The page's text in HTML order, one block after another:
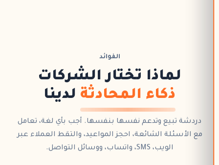
الفوائد
لماذا تختار الشركات
ذكاء المحادثة لدينا
دردشة تبيع وتدعم نفسها بنفسها. أجب بأي لغة، تعامل
مع الأسئلة الشائعة، احجز المواعيد، والتقط العملاء عبر
الويب، SMS، واتساب، ووسائل التواصل.